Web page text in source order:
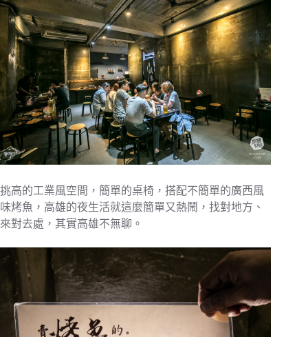
挑高的工業風空間，簡單的桌椅，搭配不簡單的廣西風
味烤魚，高雄的夜生活就這麼簡單又熱鬧，找對地方、
來對去處，其實高雄不無聊。